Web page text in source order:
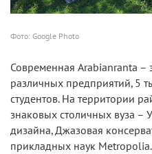
Фото: Google Photo
Современная Arabianranta –
различных предприятий, 5
студентов. На территории
знаковых столичных вуза –
дизайна, Джазовая
прикладных наук